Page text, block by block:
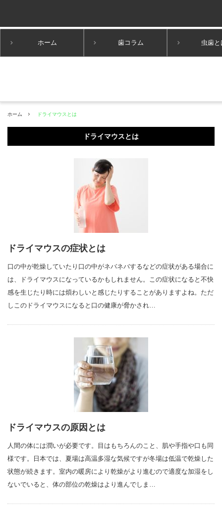
ホーム 歯コラム 虫歯と
ホーム ドライマウスとは
ドライマウスとは
ドライマウスの症状とは
口の中が乾燥していたり口の中がネバネバするなどの症状がある場合に
は、ドライマウスになっているかもしれません。この症状になると不快
感を生じたり時には煩わしいと感じたりすることがありますよね。ただ
しこのドライマウスになると口の健康が脅かされ…
ドライマウスの原因とは
人間の体には潤いが必要です。目はもちろんのこと、肌や手指や口も同
様です。日本では、夏場は高温多湿な気候ですが冬場は低温で乾燥した
状態が続きます。室内の暖房により乾燥がより進むので適度な加湿をし
ないでいると、体の部位の乾燥はより進んでしま…